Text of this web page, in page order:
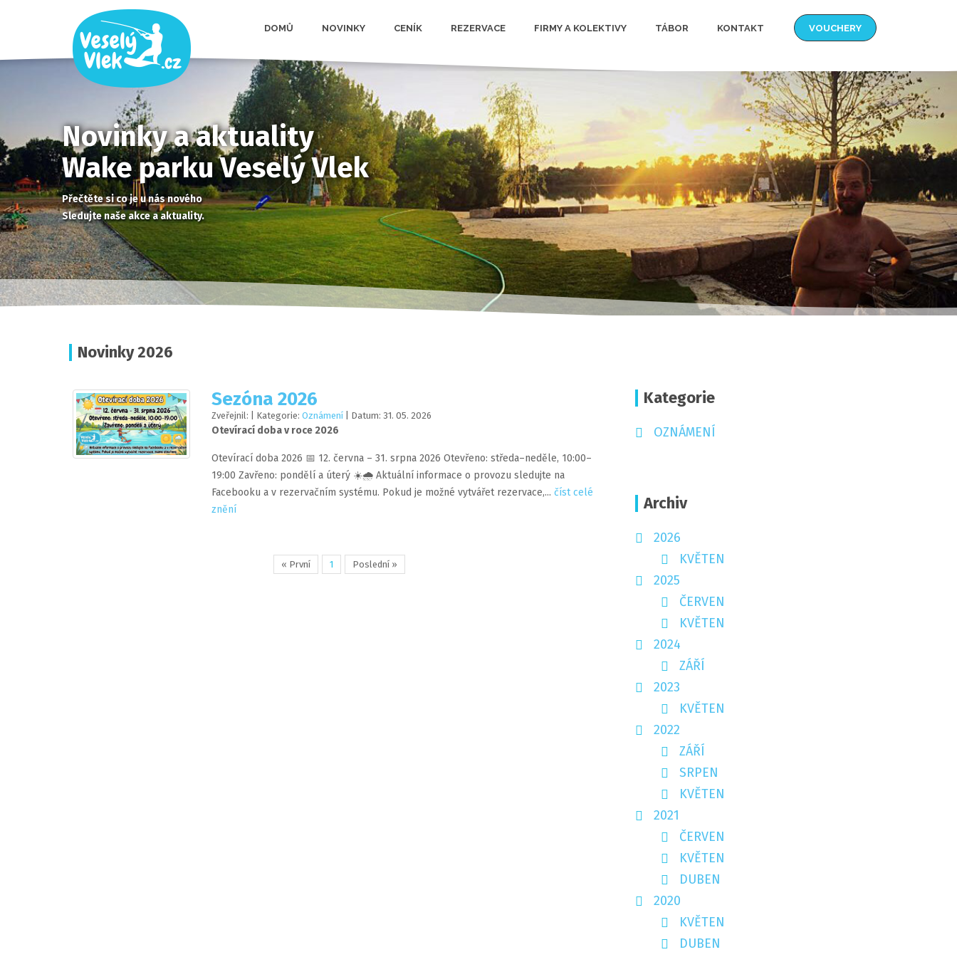
DOMŮ NOVINKY CENÍK REZERVACE FIRMY A KOLEKTIVY TÁBOR KONTAKT VOUCHERY
Novinky a aktuality
Wake parku Veselý Vlek
Přečtěte si co je u nás nového
Sledujte naše akce a aktuality.
Novinky 2026
Sezóna 2026
Zveřejnil: | Kategorie: Oznámení | Datum: 31. 05. 2026
Otevírací doba v roce 2026
Otevírací doba 2026 📅 12. června – 31. srpna 2026 Otevřeno: středa–neděle, 10:00–
19:00 Zavřeno: pondělí a úterý ☀️🌧️ Aktuální informace o provozu sledujte na
Facebooku a v rezervačním systému. Pokud je možné vytvářet rezervace,... číst celé
znění
« První 1 Poslední »
Kategorie
OZNÁMENÍ
Archiv
2026
KVĚTEN
2025
ČERVEN
KVĚTEN
2024
ZÁŘÍ
2023
KVĚTEN
2022
ZÁŘÍ
SRPEN
KVĚTEN
2021
ČERVEN
KVĚTEN
DUBEN
2020
KVĚTEN
DUBEN